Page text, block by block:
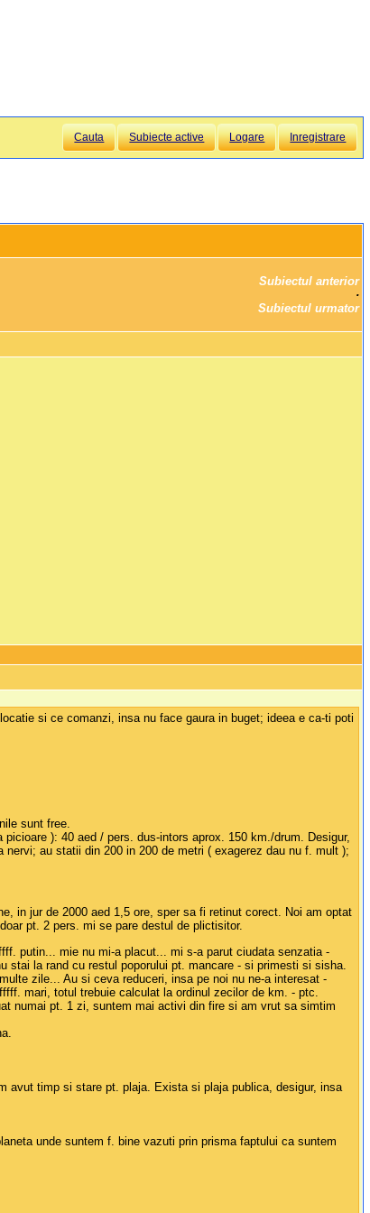
Cauta Subiecte active Logare Inregistrare
Subiectul anterior
Subiectul urmator
si ce comanzi, insa nu face gaura in buget; ideea e ca-ti poti
sunt free.
): 40 aed / pers. dus-intors aprox. 150 km./drum. Desigur,
au statii din 200 in 200 de metri ( exagerez dau nu f. mult );
in jur de 2000 aed 1,5 ore, sper sa fi retinut corect. Noi am optat
pt. 2 pers. mi se pare destul de plictisitor.
putin... mie nu mi-a placut... mi s-a parut ciudata senzatia -
stai la rand cu restul poporului pt. mancare - si primesti si sisha.
zile... Au si ceva reduceri, insa pe noi nu ne-a interesat -
mari, totul trebuie calculat la ordinul zecilor de km. - ptc.
numai pt. 1 zi, suntem mai activi din fire si am vrut sa simtim
avut timp si stare pt. plaja. Exista si plaja publica, desigur, insa
unde suntem f. bine vazuti prin prisma faptului ca suntem